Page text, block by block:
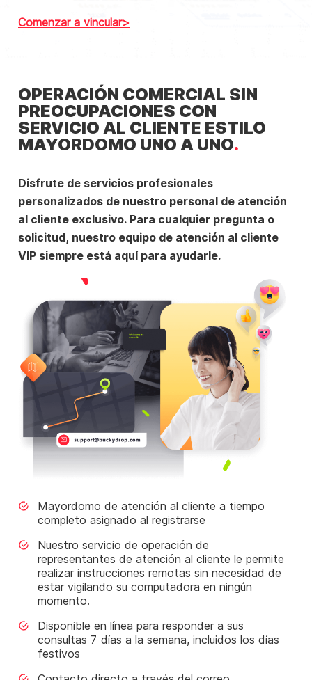
Comenzar a vincular
OPERACIÓN COMERCIAL SIN
PREOCUPACIONES CON
SERVICIO AL CLIENTE ESTILO
MAYORDOMO UNO A UNO
Disfrute de servicios profesionales
personalizados de nuestro personal de atención
al cliente exclusivo. Para cualquier pregunta o
solicitud, nuestro equipo de atención al cliente
VIP siempre está aquí para ayudarle.
Mayordomo de atención al cliente a tiempo
completo asignado al registrarse
Nuestro servicio de operación de
representantes de atención al cliente le permite
realizar instrucciones remotas sin necesidad de
estar vigilando su computadora en ningún
momento.
Disponible en línea para responder a sus
consultas 7 días a la semana, incluidos los días
festivos